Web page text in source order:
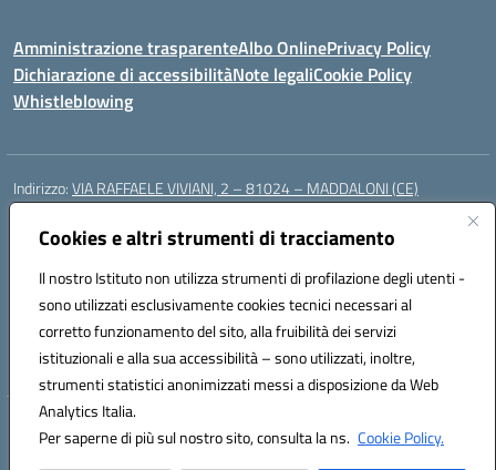
Cookies e altri strumenti di tracciamento
Il nostro Istituto non utilizza strumenti di profilazione degli utenti -
sono utilizzati esclusivamente cookies tecnici necessari al
corretto funzionamento del sito, alla fruibilità dei servizi
istituzionali e alla sua accessibilità – sono utilizzati, inoltre,
strumenti statistici anonimizzati messi a disposizione da Web
Analytics Italia.
Per saperne di più sul nostro sito, consulta la ns. Cookie Policy.
Amministrazione trasparenteAlbo OnlinePrivacy Policy
Dichiarazione di accessibilitàNote legaliCookie Policy
Whistleblowing
Indirizzo:VIA RAFFAELE VIVIANI, 2 – 81024 – MADDALONI (CE)
Centralino:
Posta elettronica certificata (PEC):ceic8av00r@pec.istruzione.it
Codice fiscale: 93086020612
Codice meccanografico:CEIC8AV00R
Codice Indice delle Pubbliche Amministrazioni (IPA): icamm
Codice unico di fatturazione (CUF): UF8WE6
Hosting & Powered by 3D Solution S.r.l.
Concept & Design by Designers Italia